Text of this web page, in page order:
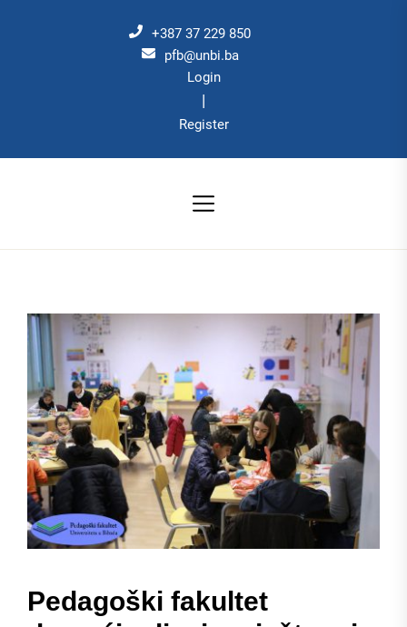
+387 37 229 850
pfb@unbi.ba
Login
|
Register
Pedagoški fakultet